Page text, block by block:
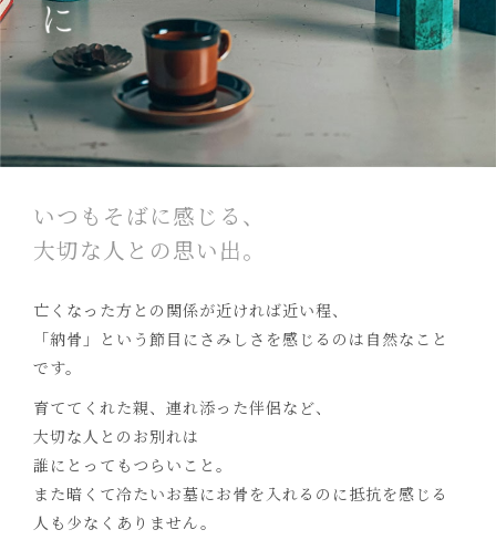
いつもそばに感じる、
大切な人との思い出。
亡くなった方との関係が近ければ近い程、
「納骨」という節目にさみしさを感じるのは自然なこと
です。
育ててくれた親、連れ添った伴侶など、
大切な人とのお別れは
誰にとってもつらいこと。
また暗くて冷たいお墓にお骨を入れるのに抵抗を感じる
人も少なくありません。